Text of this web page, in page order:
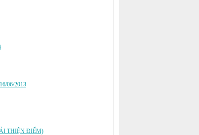
06/2013
THIỆN ĐIỂM)